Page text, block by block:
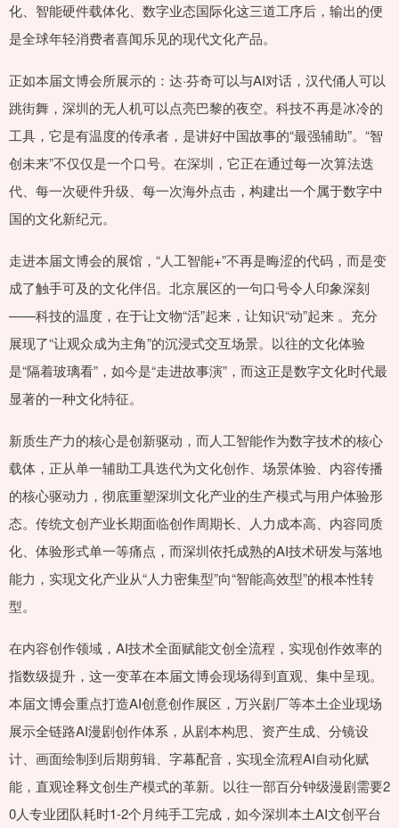
化、智能硬件载体化、数字业态国际化这三道工序后，输出的便
是全球年轻消费者喜闻乐见的现代文化产品。
正如本届文博会所展示的：达·芬奇可以与AI对话，汉代俑人可以
跳街舞，深圳的无人机可以点亮巴黎的夜空。科技不再是冰冷的
工具，它是有温度的传承者，是讲好中国故事的“最强辅助”。“智
创未来”不仅仅是一个口号。在深圳，它正在通过每一次算法迭
代、每一次硬件升级、每一次海外点击，构建出一个属于数字中
国的文化新纪元。
走进本届文博会的展馆，“人工智能+”不再是晦涩的代码，而是变
成了触手可及的文化伴侣。北京展区的一句口号令人印象深刻
——科技的温度，在于让文物“活”起来，让知识“动”起来 。充分
展现了“让观众成为主角”的沉浸式交互场景。以往的文化体验
是“隔着玻璃看”，如今是“走进故事演”，而这正是数字文化时代最
显著的一种文化特征。
新质生产力的核心是创新驱动，而人工智能作为数字技术的核心
载体，正从单一辅助工具迭代为文化创作、场景体验、内容传播
的核心驱动力，彻底重塑深圳文化产业的生产模式与用户体验形
态。传统文创产业长期面临创作周期长、人力成本高、内容同质
化、体验形式单一等痛点，而深圳依托成熟的AI技术研发与落地
能力，实现文化产业从“人力密集型”向“智能高效型”的根本性转
型。
在内容创作领域，AI技术全面赋能文创全流程，实现创作效率的
指数级提升，这一变革在本届文博会现场得到直观、集中呈现。
本届文博会重点打造AI创意创作展区，万兴剧厂等本土企业现场
展示全链路AI漫剧创作体系，从剧本构思、资产生成、分镜设
计、画面绘制到后期剪辑、字幕配音，实现全流程AI自动化赋
能，直观诠释文创生产模式的革新。以往一部百分钟级漫剧需要2
0人专业团队耗时1-2个月纯手工完成，如今深圳本土AI文创平台